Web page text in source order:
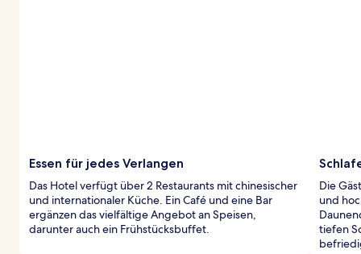
Essen für jedes Verlangen
Das Hotel verfügt über 2 Restaurants mit chinesischer
und internationaler Küche. Ein Café und eine Bar
ergänzen das vielfältige Angebot an Speisen,
darunter auch ein Frühstücksbuffet.
Die
und
tiefen